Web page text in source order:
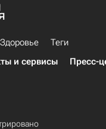
Здоровье
Теги
и сервисы Пресс-